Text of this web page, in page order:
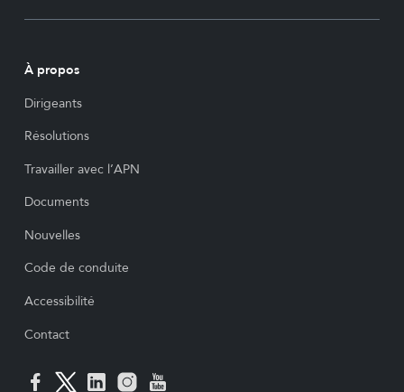
À propos
Dirigeants
Résolutions
Travailler avec l’APN
Documents
Nouvelles
Code de conduite
Accessibilité
Contact